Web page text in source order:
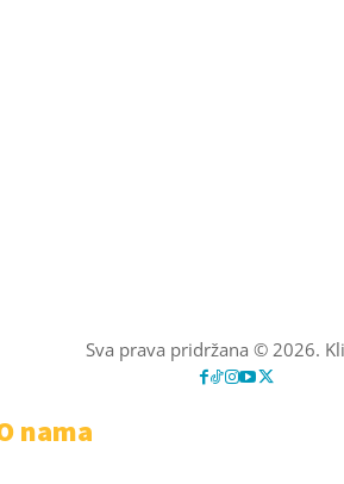
Sva prava pridržana © 2026.
nama